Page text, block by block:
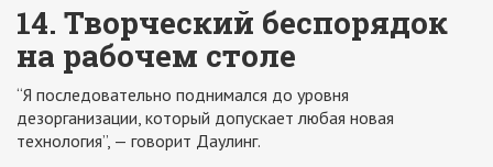
14. Творческий беспорядок
на рабочем столе
“Я последовательно поднимался до уровня
дезорганизации, который допускает любая новая
технология”, — говорит Даулинг.